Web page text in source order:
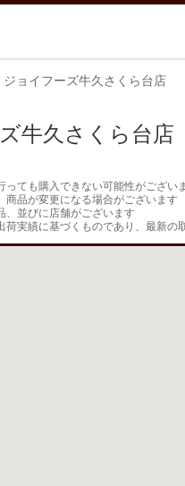
ジョイフーズ牛久さくら台店
牛久さくら台店
っても購入できない可能性がござい
商品が変更になる場合がございます
、並びに店舗がございます
荷実績に基づくものであり、最新の